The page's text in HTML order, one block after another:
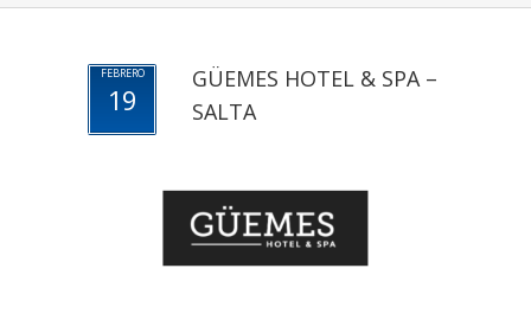
FEBRERO
19
GÜEMES HOTEL & SPA –
SALTA